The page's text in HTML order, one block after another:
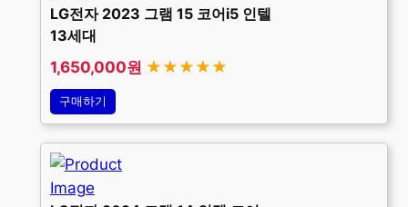
LG전자 2023 그램 15 코어i5 인텔
13세대
1,650,000원 ★★★★★
구매하기